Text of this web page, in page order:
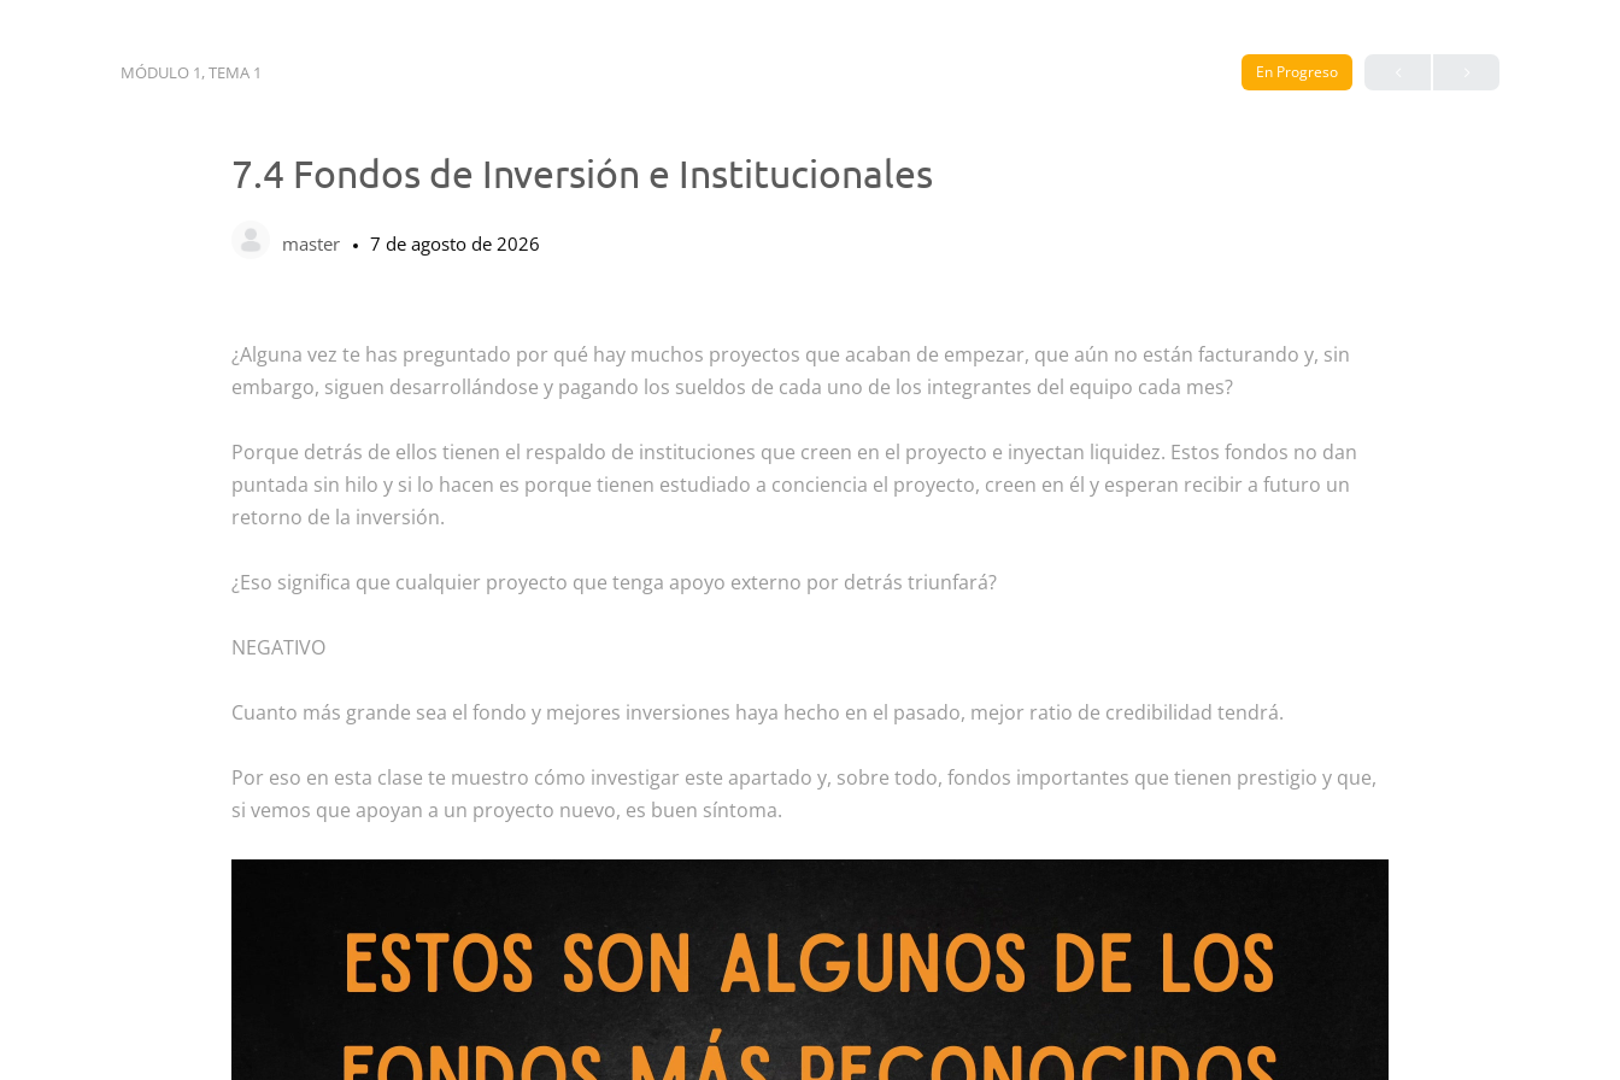
MÓDULO 1, TEMA 1 En Progreso
7.4 Fondos de Inversión e Institucionales
master 7 de agosto de 2026
¿Alguna vez te has preguntado por qué hay muchos proyectos que acaban de empezar, que aún no están facturando y, sin
embargo, siguen desarrollándose y pagando los sueldos de cada uno de los integrantes del equipo cada mes?
Porque detrás de ellos tienen el respaldo de instituciones que creen en el proyecto e inyectan liquidez. Estos fondos no dan
puntada sin hilo y si lo hacen es porque tienen estudiado a conciencia el proyecto, creen en él y esperan recibir a futuro un
retorno de la inversión.
¿Eso significa que cualquier proyecto que tenga apoyo externo por detrás triunfará?
NEGATIVO
Cuanto más grande sea el fondo y mejores inversiones haya hecho en el pasado, mejor ratio de credibilidad tendrá.
Por eso en esta clase te muestro cómo investigar este apartado y, sobre todo, fondos importantes que tienen prestigio y que,
si vemos que apoyan a un proyecto nuevo, es buen síntoma.